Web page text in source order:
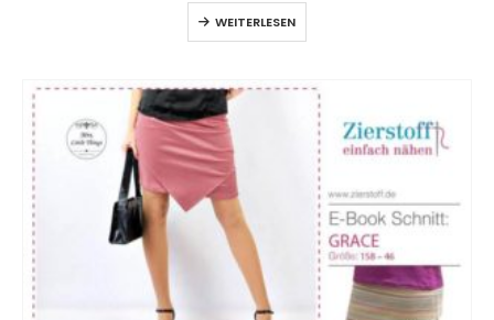
WEITERLESEN